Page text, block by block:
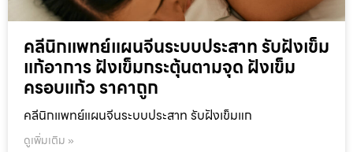
คลีนิกแพทย์แผนจีนระบบประสาท รับฝังเข็ม
แก้อาการ ฝังเข็มกระตุ้นตามจุด ฝังเข็ม
ครอบแก้ว ราคาถูก
คลีนิกแพทย์แผนจีนระบบประสาท รับฝังเข็มแก
ดูเพิ่มเติม »